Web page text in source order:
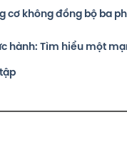
cơ không đồng bộ ba
hành: Tìm hiểu một